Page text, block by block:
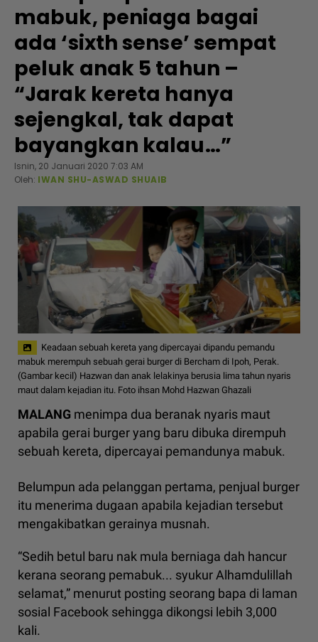
mabuk, peniaga bagai
ada ‘sixth sense’ sempat
peluk anak 5 tahun –
“Jarak kereta hanya
sejengkal, tak dapat
bayangkan kalau…”
Isnin, 20 Januari 2020 7:03 AM
Oleh: IWAN SHU-ASWAD SHUAIB
Keadaan sebuah kereta yang dipercayai dipandu pemandu
mabuk merempuh sebuah gerai burger di Bercham di Ipoh, Perak.
(Gambar kecil) Hazwan dan anak lelakinya berusia lima tahun nyaris
maut dalam kejadian itu. Foto ihsan Mohd Hazwan Ghazali
MALANG menimpa dua beranak nyaris maut
apabila gerai burger yang baru dibuka dirempuh
sebuah kereta, dipercayai pemandunya mabuk.
Belumpun ada pelanggan pertama, penjual burger
itu menerima dugaan apabila kejadian tersebut
mengakibatkan gerainya musnah.
“Sedih betul baru nak mula berniaga dah hancur
kerana seorang pemabuk... syukur Alhamdulillah
selamat,” menurut posting seorang bapa di laman
sosial Facebook sehingga dikongsi lebih 3,000
kali.